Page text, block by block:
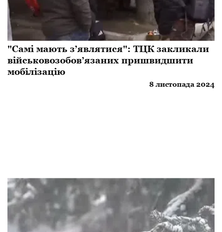
"Самі мають з’являтися": ТЦК закликали
військовозобов’язаних пришвидшити
мобілізацію
8 листопада 2024